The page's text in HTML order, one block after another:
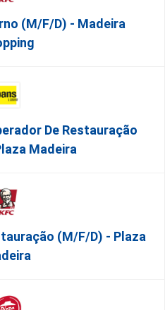
(m/f/d) - Madeira
De Restauração
Madeira
(m/f/d) - Plaza